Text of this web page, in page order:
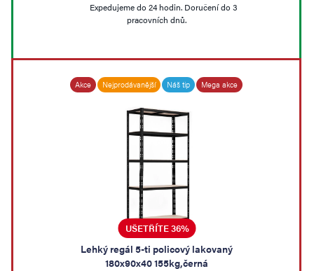
Expedujeme do 24 hodin. Doručení do 3
pracovních dnů.
Akce Nejprodávanější Náš tip Mega akce
UŠETŘÍTE 36%
Lehký regál 5-ti policový lakovaný
180x90x40 155kg,černá